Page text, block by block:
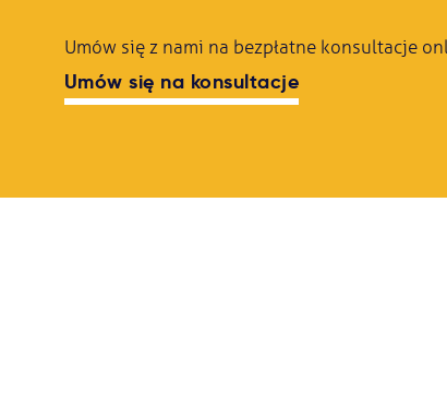
Umów się z nami na bezpłatne konsultacje
Umów się na konsultacje